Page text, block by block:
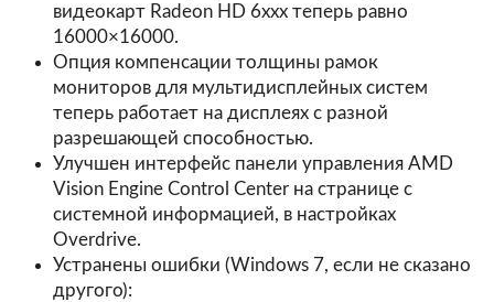
видеокарт Radeon HD 6xxx теперь равно
16000×16000.
Опция компенсации толщины рамок
мониторов для мультидисплейных систем
теперь работает на дисплеях с разной
разрешающей способностью.
Улучшен интерфейс панели управления AMD
Vision Engine Control Center на странице с
системной информацией, в настройках
Overdrive.
Устранены ошибки (Windows 7, если не сказано
другого):